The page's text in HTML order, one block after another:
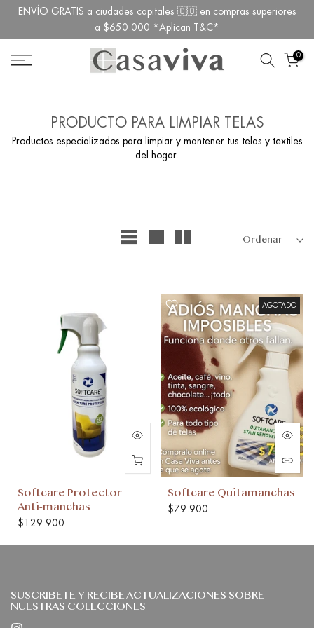
ENVÍO GRATIS a ciudades capitales 🇨🇴 en compras superiores
a $650.000 *Aplican T&C*
0
PRODUCTO PARA LIMPIAR TELAS
Productos especializados para limpiar y mantener tus telas y textiles
del hogar.
Ordenar
Softcare Protector
Anti-manchas
$129.900
AGOTADO
Softcare Quitamanchas
$79.900
SUSCRIBETE Y RECIBE ACTUALIZACIONES SOBRE
NUESTRAS COLECCIONES